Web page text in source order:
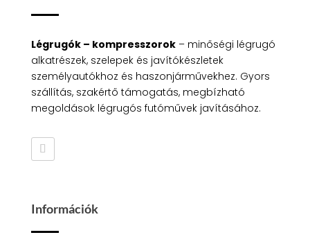
Légrugók – kompresszorok– minőségi légrugó
alkatrészek, szelepek és javítókészletek
személyautókhoz és haszonjárművekhez. Gyors
szállítás, szakértő támogatás, megbízható
megoldások légrugós futóművek javításához.
Információk